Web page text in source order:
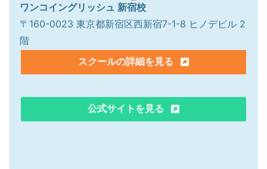
ワンコイングリッシュ 新宿校
〒160-0023 東京都新宿区西新宿7-1-8 ヒノデビル 2
階
スクールの詳細を見る
公式サイトを見る